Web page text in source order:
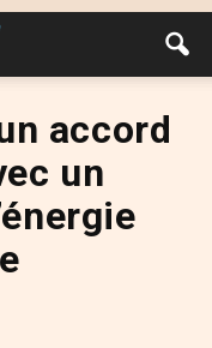
accord
un